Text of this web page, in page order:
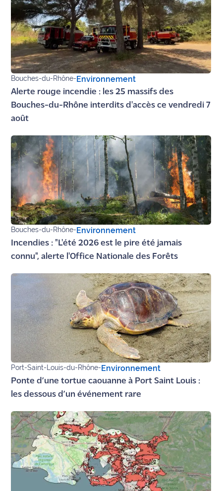
rouge
Maritima
L'anecdote
de Jeff
C'est
mon
club
Les
Maritima
Bon
plan
sortie
Nous
contacter
Ecouter
et voir
Maritima
Qui
sommes
nous ?
Devenir
annonceur
Recrutement
Mention
légales
Conditions
générales
d'utilisation du
site maritima.fr
Archives
Bouches-du-Rhône-Environnement
Alerte rouge incendie : les 25 massifs des
Bouches-du-Rhône interdits d'accès ce vendredi 7
août
Bouches-du-Rhône-Environnement
Incendies : "L'été 2026 est le pire été jamais
connu", alerte l'Office Nationale des Forêts
Port-Saint-Louis-du-Rhône-Environnement
Ponte d’une tortue caouanne à Port Saint Louis :
les dessous d’un événement rare